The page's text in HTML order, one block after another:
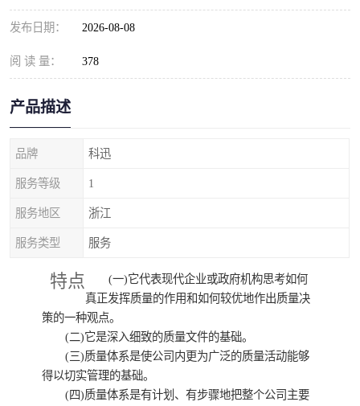
发布日期： 2026-08-08
阅 读 量： 378
产品描述
品牌 科迅
服务等级 1
服务地区 浙江
服务类型 服务
特点
(一)它代表现代企业或政府机构思考如何
真正发挥质量的作用和如何较优地作出质量决
策的一种观点。
(二)它是深入细致的质量文件的基础。
(三)质量体系是使公司内更为广泛的质量活动能够
得以切实管理的基础。
(四)质量体系是有计划、有步骤地把整个公司主要